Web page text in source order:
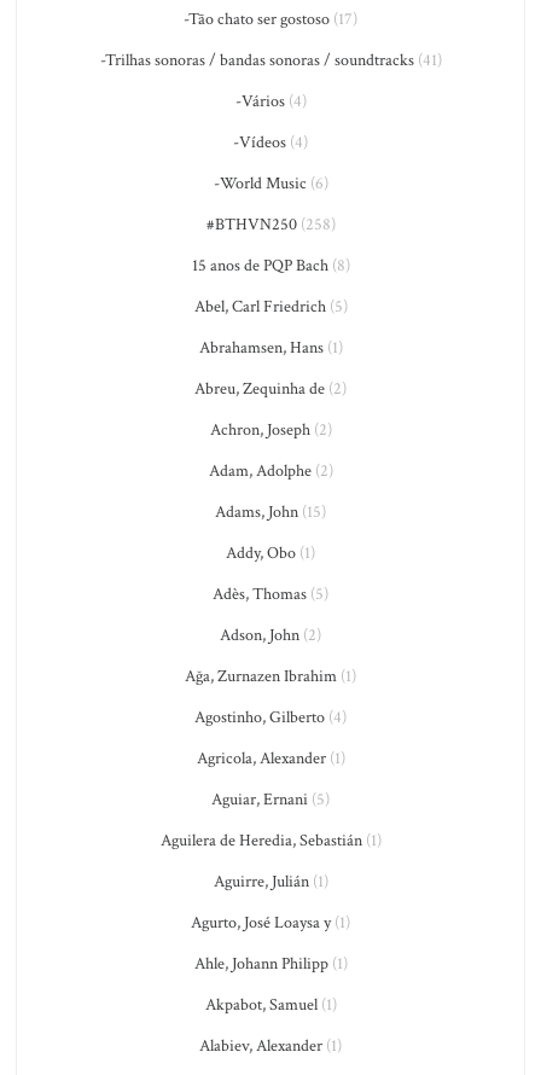
-Tão chato ser gostoso (17)
-Trilhas sonoras / bandas sonoras / soundtracks(41)
-Vários(4)
-Vídeos (4)
-World Music (6)
#BTHVN250(258)
15 anos de PQP Bach(8)
Abel, Carl Friedrich(5)
Abrahamsen, Hans(1)
Abreu, Zequinha de (2)
Achron, Joseph(2)
Adam, Adolphe(2)
Adams, John (15)
Addy, Obo (1)
Adès, Thomas (5)
Adson, John (2)
Ağa, Zurnazen Ibrahim (1)
Agostinho, Gilberto (4)
Agricola, Alexander(1)
Aguiar, Ernani (5)
Aguilera de Heredia, Sebastián(1)
Aguirre, Julián(1)
Agurto, José Loaysa y(1)
Ahle, Johann Philipp(1)
Akpabot, Samuel(1)
Alabiev, Alexander (1)